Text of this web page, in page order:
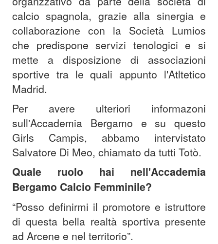
calcio spagnola, grazie alla sinergia e
collaborazione con la Società Lumios
che predispone servizi tenologici e si
mette a disposizione di associazioni
sportive tra le quali appunto l'Atltetico
Madrid.
Per avere ulteriori informazoni
sull'Accademia Bergamo e su questo
Girls Campis, abbamo intervistato
Salvatore Di Meo, chiamato da tutti Totò.
Quale ruolo hai nell'Accademia
Bergamo Calcio Femminile?
“Posso definirmi il promotore e istruttore
di questa bella realtà sportiva presente
ad Arcene e nel territorio”.